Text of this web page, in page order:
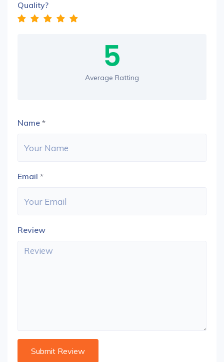
Quality?
5
Average Ratting
Name *
Email *
Review